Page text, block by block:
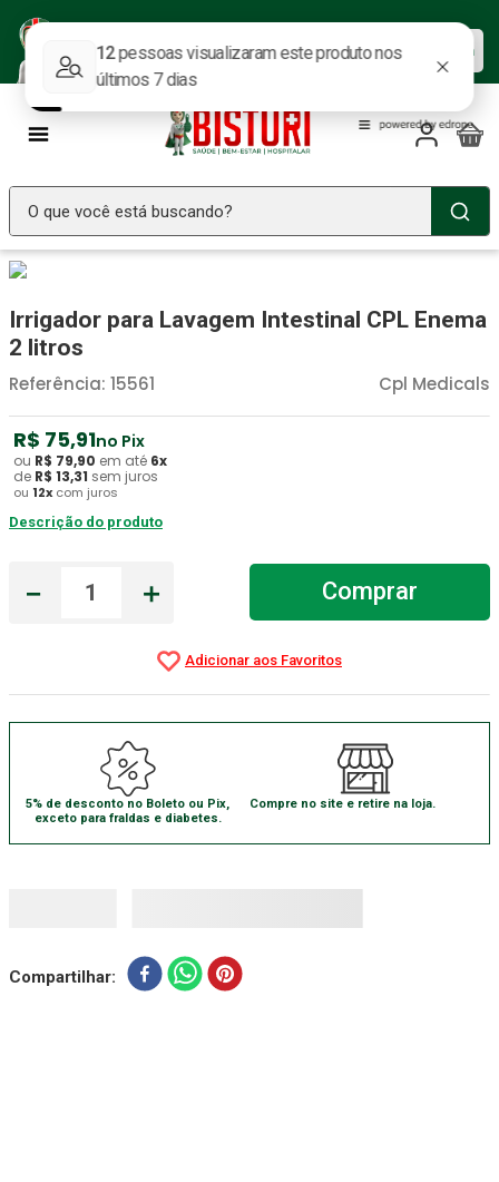
ofertas.
Baixar agora
O que você está buscando?
Irrigador para Lavagem Intestinal CPL Enema
2 litros
Cpl Medicals
Referência: 15561
R$ 75,91no Pix
ou R$ 79,90 em até 6x
de R$ 13,31 sem juros
ou 12x com juros
Descrição do produto
＋
－ Comprar
5% de desconto no Boleto ou Pix,
exceto para fraldas e diabetes.
Compre no site e retire na loja.
Compartilhar
2º Fralda Geriatrica
3º Luva Latex
4º Estetoscopio Littmann
5 º Aparelho Pressão
6º Littmann
7º Absorvente Geriatrico